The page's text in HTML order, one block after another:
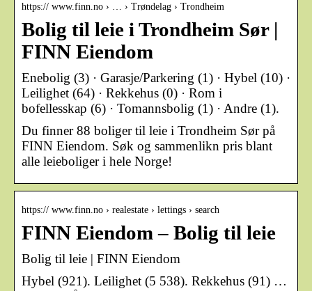
https:// www.finn.no › … › Trøndelag › Trondheim
Bolig til leie i Trondheim Sør |
FINN Eiendom
Enebolig (3) · Garasje/Parkering (1) · Hybel (10) ·
Leilighet (64) · Rekkehus (0) · Rom i
bofellesskap (6) · Tomannsbolig (1) · Andre (1).
Du finner 88 boliger til leie i Trondheim Sør på
FINN Eiendom. Søk og sammenlikn pris blant
alle leieboliger i hele Norge!
https:// www.finn.no › realestate › lettings › search
FINN Eiendom – Bolig til leie
Bolig til leie | FINN Eiendom
Hybel (921). Leilighet (5 538). Rekkehus (91) …